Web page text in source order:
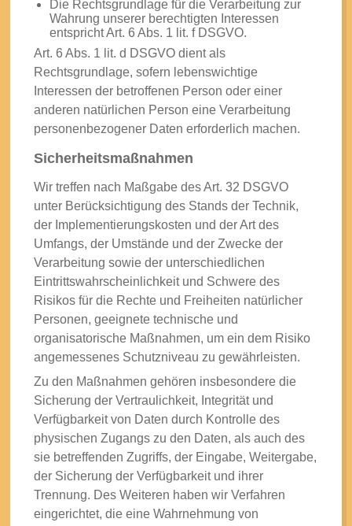
Die Rechtsgrundlage für die Verarbeitung zur
Wahrung unserer berechtigten Interessen
entspricht Art. 6 Abs. 1 lit. f DSGVO.
Art. 6 Abs. 1 lit. d DSGVO dient als
Rechtsgrundlage, sofern lebenswichtige
Interessen der betroffenen Person oder einer
anderen natürlichen Person eine Verarbeitung
personenbezogener Daten erforderlich machen.
Sicherheitsmaßnahmen
Wir treffen nach Maßgabe des Art. 32 DSGVO
unter Berücksichtigung des Stands der Technik,
der Implementierungskosten und der Art des
Umfangs, der Umstände und der Zwecke der
Verarbeitung sowie der unterschiedlichen
Eintrittswahrscheinlichkeit und Schwere des
Risikos für die Rechte und Freiheiten natürlicher
Personen, geeignete technische und
organisatorische Maßnahmen, um ein dem Risiko
angemessenes Schutzniveau zu gewährleisten.
Zu den Maßnahmen gehören insbesondere die
Sicherung der Vertraulichkeit, Integrität und
Verfügbarkeit von Daten durch Kontrolle des
physischen Zugangs zu den Daten, als auch des
sie betreffenden Zugriffs, der Eingabe, Weitergabe,
der Sicherung der Verfügbarkeit und ihrer
Trennung. Des Weiteren haben wir Verfahren
eingerichtet, die eine Wahrnehmung von